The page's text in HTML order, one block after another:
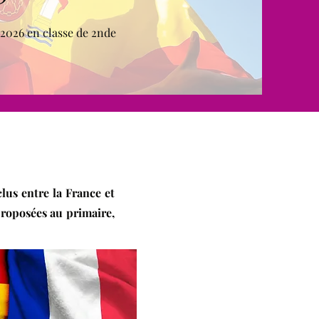
en classe de 2nde
entre la France et
au primaire,